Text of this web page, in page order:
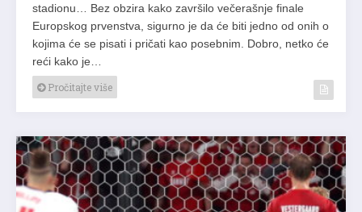
stadionu… Bez obzira kako završilo večerašnje finale
Europskog prvenstva, sigurno je da će biti jedno od onih o
kojima će se pisati i pričati kao posebnim. Dobro, netko će
reći kako je…
Pročitajte više